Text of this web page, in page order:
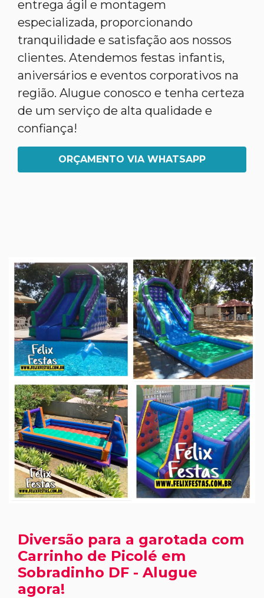
entrega ágil e montagem
especializada, proporcionando
tranquilidade e satisfação aos nossos
clientes. Atendemos festas infantis,
aniversários e eventos corporativos na
região. Alugue conosco e tenha certeza
de um serviço de alta qualidade e
confiança!
ORÇAMENTO VIA WHATSAPP
Diversão para a garotada com
Carrinho de Picolé em
Sobradinho DF - Alugue
agora!